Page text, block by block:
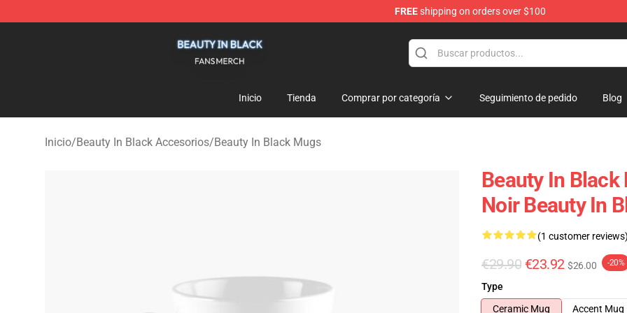
FREEshipping on orders over $100
Inicio Tienda Comprar por categoría Seguimiento de pedido Blog
Inicio/Beauty In Black Accesorios/Beauty In Black Mugs
Beauty In Black
Noir Beauty In
(1 customer
€29.90 €23.92 $26.00 -20%
Type
Ceramic Mug
Accent Mug